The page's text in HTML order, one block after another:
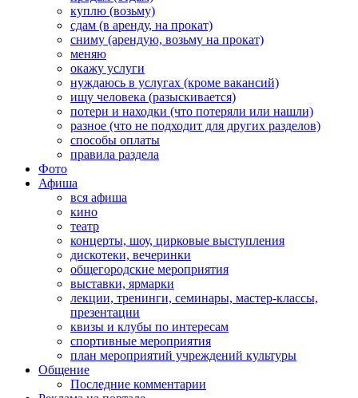
куплю (возьму)
сдам (в аренду, на прокат)
сниму (арендую, возьму на прокат)
меняю
окажу услуги
нуждаюсь в услугах (кроме вакансий)
ищу человека (разыскивается)
потери и находки (что потеряли или нашли)
разное (что не подходит для других разделов)
способы оплаты
правила раздела
Фото
Афиша
вся афиша
кино
театр
концерты, шоу, цирковые выступления
дискотеки, вечеринки
общегородские мероприятия
выставки, ярмарки
лекции, тренинги, семинары, мастер-классы,
презентации
квизы и клубы по интересам
спортивные мероприятия
план мероприятий учреждений культуры
Общение
Последние комментарии